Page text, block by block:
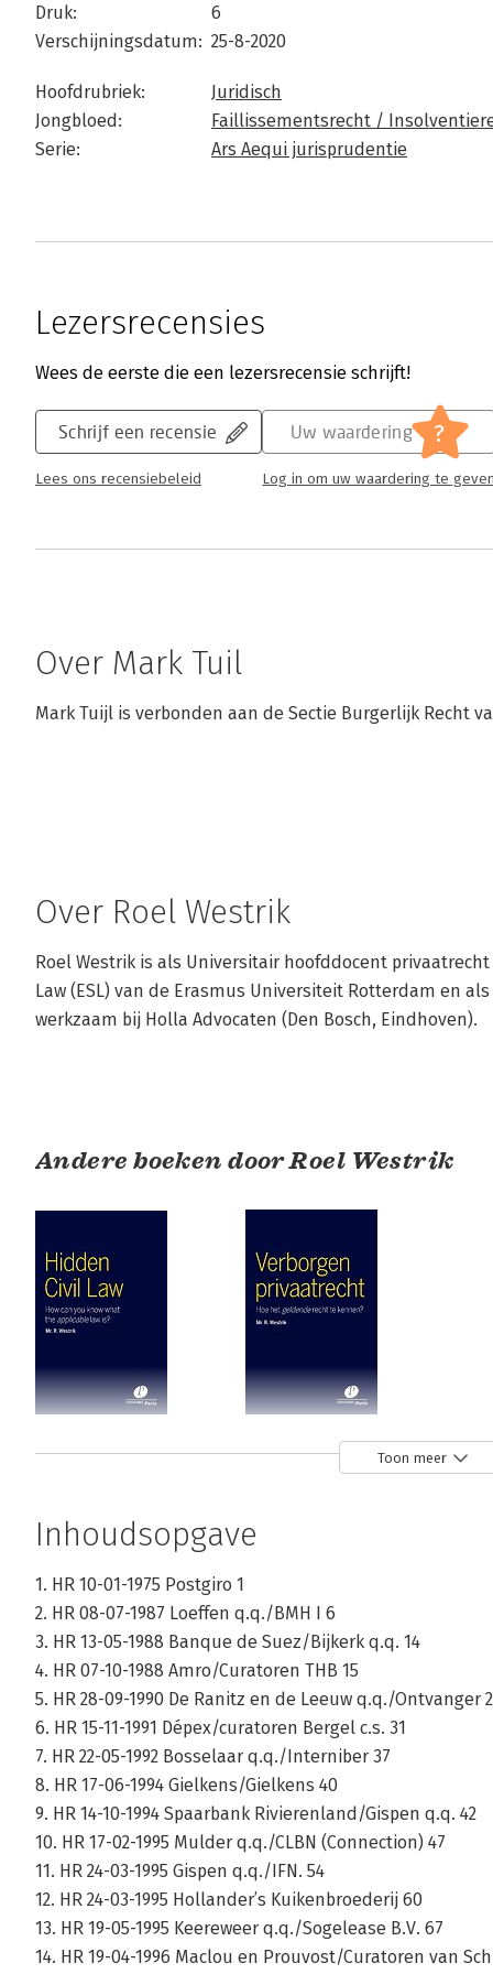
Druk:
6
Verschijningsdatum: 25-8-2020
Hoofdrubriek:
Juridisch
Jongbloed:
Faillissementsrecht /
Serie:
Ars Aequi jurisprudentie
Lezersrecensies
Wees de eerste die een lezersrecensie schrijft!
Schrijf een recensie
Lees ons recensiebeleid
Uw waardering ?
Log in om uw waardering te geven
Over Mark Tuil
Mark Tuijl is verbonden aan de Sectie Burgerlijk Recht
Over Roel Westrik
Roel Westrik is als Universitair hoofddocent
Law (ESL) van de Erasmus Universiteit Rotterdam en
werkzaam bij Holla Advocaten (Den Bosch, Eindhoven).
Andere boeken door Roel Westrik
privaatrecht
Bekijk alle boeken
Toon meer
Inhoudsopgave
1. HR 10-01-1975 Postgiro 1
2. HR 08-07-1987 Loeffen q.q./BMH I 6
3. HR 13-05-1988 Banque de Suez/Bijkerk q.q. 14
4. HR 07-10-1988 Amro/Curatoren THB 15
5. HR 28-09-1990 De Ranitz en de Leeuw q.q./Ontvanger
6. HR 15-11-1991 Dépex/curatoren Bergel c.s. 31
7. HR 22-05-1992 Bosselaar q.q./Interniber 37
8. HR 17-06-1994 Gielkens/Gielkens 40
9. HR 14-10-1994 Spaarbank Rivierenland/Gispen q.q. 42
10. HR 17-02-1995 Mulder q.q./CLBN (Connection) 47
11. HR 24-03-1995 Gispen q.q./IFN. 54
12. HR 24-03-1995 Hollander’s Kuikenbroederij 60
13. HR 19-05-1995 Keereweer q.q./Sogelease B.V. 67
14. HR 19-04-1996 Maclou en Prouvost/Curatoren van